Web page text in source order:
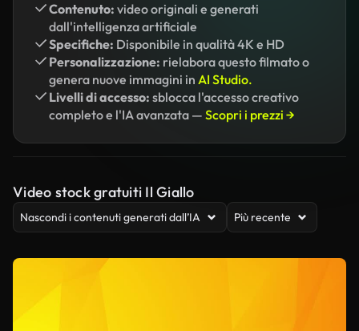
Contenuto: video originali e generati
dall'intelligenza artificiale
Specifiche: Disponibile in qualità 4K e HD
Personalizzazione: rielabora questo filmato o
genera nuove immagini in AI Studio.
Livelli di accesso: sblocca l'accesso creativo
completo e l'IA avanzata — Scopri i prezzi →
Video stock gratuiti Il Giallo
Nascondi i contenuti generati dall’IA Più recente